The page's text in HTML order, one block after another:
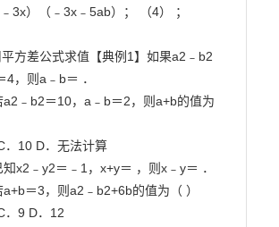
）（﹣3x﹣5ab）； （4） ；
方差公式求值【典例1】如果a2﹣b2
4，则a﹣b＝ ．
a2﹣b2＝10，a﹣b＝2，则a+b的值为
．10 D．无法计算
知x2﹣y2＝﹣1，x+y＝ ，则x﹣y＝ ．
a+b＝3，则a2﹣b2+6b的值为（ ）
．9 D．12